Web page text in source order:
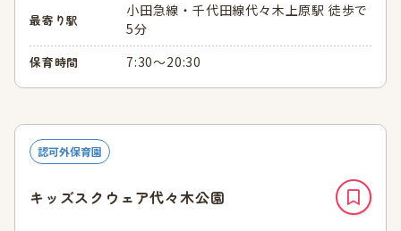
最寄り駅
小田急線・千代田線代々木上原駅 徒歩で
5分
保育時間 7:30～20:30
認可外保育園
キッズスクウェア代々木公園